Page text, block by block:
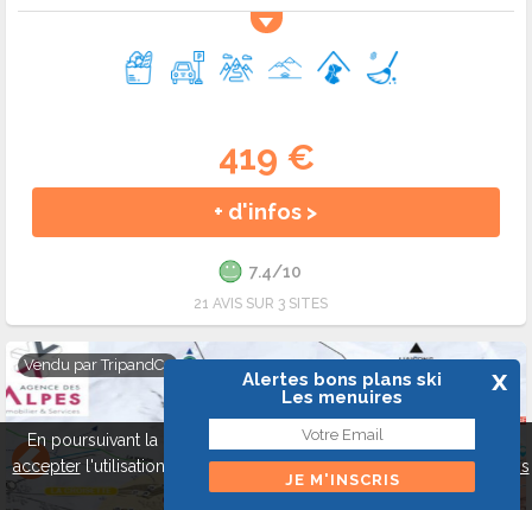
419 €
+ d'infos >
7.4/10
21 AVIS SUR 3 SITES
Vendu parTripandCo
Alertes bons plans ski
Les menuires
x
En poursuivant la navigation sur ce site, vous pouvez
accepterl'utilisation de cookies pour mieux vous servir.
A propos
des cookies
Fermer